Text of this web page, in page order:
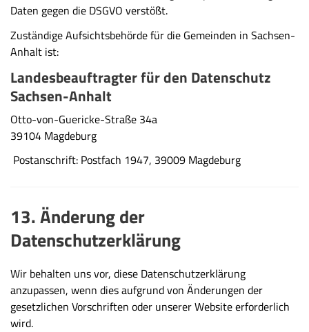
Daten gegen die DSGVO verstößt.
Zuständige Aufsichtsbehörde für die Gemeinden in Sachsen-
Anhalt ist:
Landesbeauftragter für den Datenschutz
Sachsen-Anhalt
Otto-von-Guericke-Straße 34a
39104 Magdeburg
Postanschrift: Postfach 1947, 39009 Magdeburg
13. Änderung der
Datenschutzerklärung
Wir behalten uns vor, diese Datenschutzerklärung
anzupassen, wenn dies aufgrund von Änderungen der
gesetzlichen Vorschriften oder unserer Website erforderlich
wird.